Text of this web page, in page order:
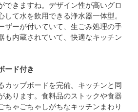
できますね。デザイン性が高いグロ
して水を飲用できる浄水器一体型。
ザーが付いていて、生ごみ処理の手
も内蔵されていて、快適なキッチン
ード付き
カップボードを完備。キッチンと同
あります。食料品のストックや食器
ちゃごちゃしがちなキッチンまわり